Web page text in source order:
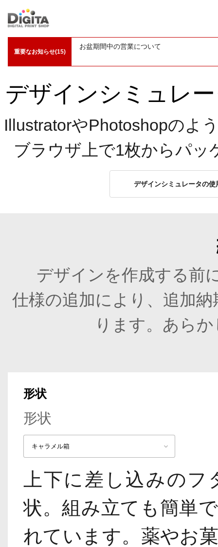
重要なお知らせ(15)
【予告】アクリルグッズの価格改定(値上げ)
デザインシミュレ
IllustratorやPhotoshopのよ
ブラウザ上で1枚からパ
デザインシミュレータの使
デザインを作成する前
仕様の追加により、追加
ります。あら
形状
形状
上下に差し込みの
状。組み立ても簡単
れています。薬やお